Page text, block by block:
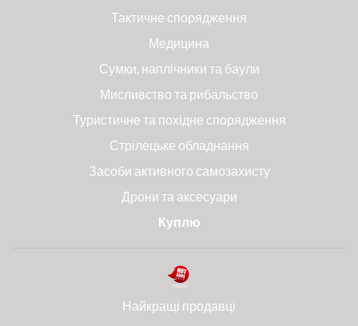
Тактичне спорядження
Медицина
Сумки, наплічники та баули
Мисливство та рибальство
Туристичне та похідне спорядження
Стрілецьке обладнання
Засоби активного самозахисту
Дрони та аксесуари
Куплю
Найкращі продавці